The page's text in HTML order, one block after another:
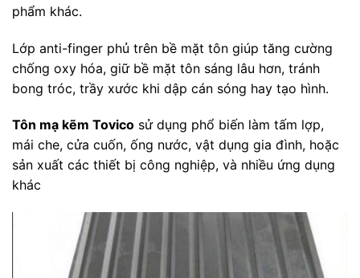
phẩm khác.
Lớp anti-finger phủ trên bề mặt tôn giúp tăng cường
chống oxy hóa, giữ bề mặt tôn sáng lâu hơn, tránh
bong tróc, trầy xước khi dập cán sóng hay tạo hình.
Tôn mạ kẽm Tovico sử dụng phổ biến làm tấm lợp,
mái che, cửa cuốn, ống nước, vật dụng gia đình, hoặc
sản xuất các thiết bị công nghiệp, và nhiều ứng dụng
khác